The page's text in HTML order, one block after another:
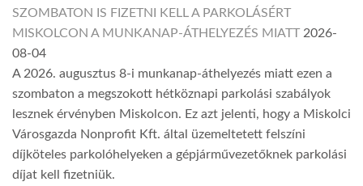
SZOMBATON IS FIZETNI KELL A PARKOLÁSÉRT
MISKOLCON A MUNKANAP-ÁTHELYEZÉS MIATT 2026-
08-04
A 2026. augusztus 8-i munkanap-áthelyezés miatt ezen a
szombaton a megszokott hétköznapi parkolási szabályok
lesznek érvényben Miskolcon. Ez azt jelenti, hogy a Miskolci
Városgazda Nonprofit Kft. által üzemeltetett felszíni
díjköteles parkolóhelyeken a gépjárművezetőknek parkolási
díjat kell fizetniük.